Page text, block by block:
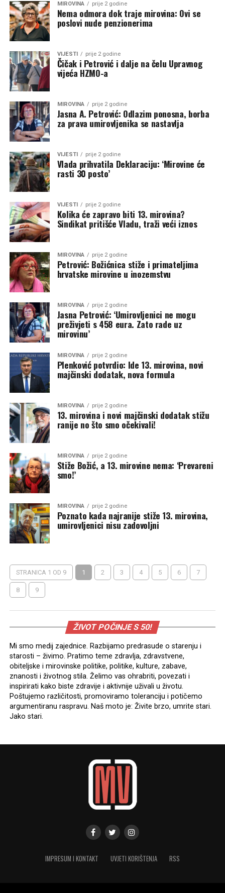
MIROVINA prije 2 godine
Nema odmora dok traje mirovina: Ovi se
poslovi nude penzionerima
VIJESTI prije 2 godine
Čičak i Petrović i dalje na čelu Upravnog
vijeća HZMO-a
MIROVINA prije 2 godine
Jasna A. Petrović: Odlazim ponosna, borba
za prava umirovljenika se nastavlja
VIJESTI prije 2 godine
Vlada prihvatila Deklaraciju: ‘Mirovine će
rasti 30 posto’
VIJESTI prije 2 godine
Kolika će zapravo biti 13. mirovina?
Sindikat pritišće Vladu, traži veći iznos
MIROVINA prije 2 godine
Petrović: Božićnica stiže i primateljima
hrvatske mirovine u inozemstvu
MIROVINA prije 2 godine
Jasna Petrović: ‘Umirovljenici ne mogu
preživjeti s 458 eura. Zato rade uz
mirovinu’
MIROVINA prije 2 godine
Plenković potvrdio: Ide 13. mirovina, novi
majčinski dodatak, nova formula
MIROVINA prije 2 godine
13. mirovina i novi majčinski dodatak stižu
ranije no što smo očekivali!
MIROVINA prije 2 godine
Stiže Božić, a 13. mirovine nema: ‘Prevareni
smo!’
MIROVINA prije 2 godine
Poznato kada najranije stiže 13. mirovina,
umirovljenici nisu zadovoljni
STRANICA 1 OD 9 1 2 3 4 5 6 7
8 9
ŽIVOT POČINJE S 50!
Mi smo medij zajednice. Razbijamo predrasude o starenju i
starosti – živimo. Pratimo teme zdravlja, zdravstvene,
obiteljske i mirovinske politike, politike, kulture, zabave,
znanosti i životnog stila. Želimo vas ohrabriti, povezati i
inspirirati kako biste zdravije i aktivnije uživali u životu.
Poštujemo različitosti, promoviramo toleranciju i potičemo
argumentiranu raspravu. Naš moto je: Živite brzo, umrite stari.
Jako stari.
IMPRESUM I KONTAKT UVJETI KORIŠTENJA RSS